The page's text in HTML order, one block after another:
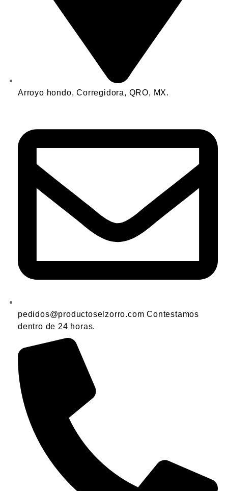
Arroyo hondo, Corregidora, QRO, MX.
pedidos@productoselzorro.com Contestamos
dentro de 24 horas.